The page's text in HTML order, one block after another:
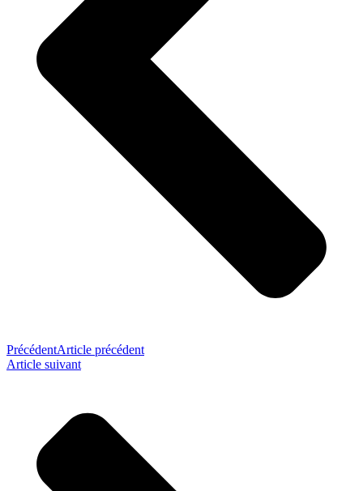
PrécédentArticle précédent
Article suivant